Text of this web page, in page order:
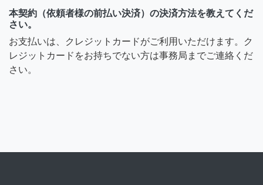
本契約（依頼者様の前払い決済）の決済方法を教えてくだ
さい。
お支払いは、クレジットカードがご利用いただけます。ク
レジットカードをお持ちでない方は事務局までご連絡くだ
さい。